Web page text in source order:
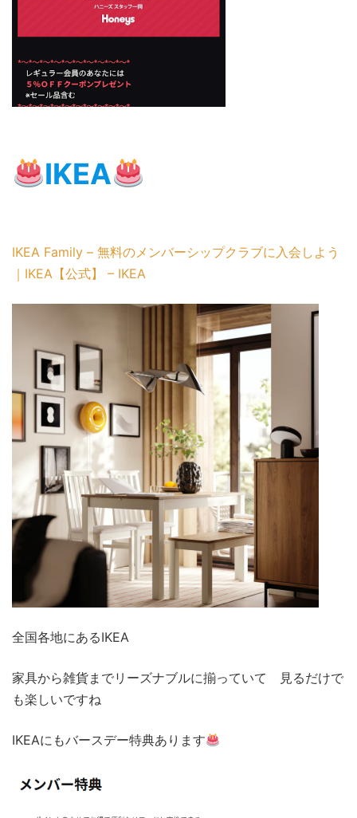
IKEA
IKEA Family – 無料のメンバーシップクラブに入会しよう
｜IKEA【公式】 – IKEA
全国各地にあるIKEA
家具から雑貨までリーズナブルに揃っていて 見るだけで
も楽しいですね
IKEAにもバースデー特典あります